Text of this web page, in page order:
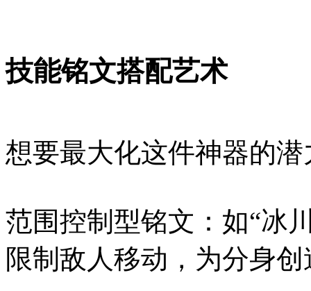
技能铭文搭配艺术
想要最大化这件神器的
范围控制型铭文：如“冰
限制敌人移动，为分身